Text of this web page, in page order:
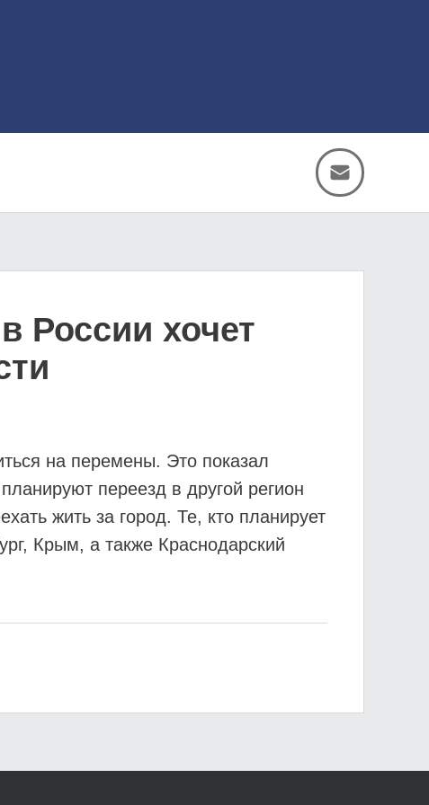
России хочет
на перемены. Это показал
переезд в другой регион
жить за город. Те, кто планирует
Крым, а также Краснодарский